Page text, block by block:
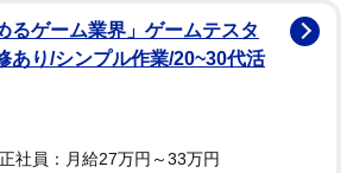
ＡＲ ＧＰでは史上初の全勝優勝を果
今年の両リーグ戦で計１２連勝と驚
刀羅が現在無冠のため、「恥をかか
念的な逆襲となったが、苦境の中で
白星を積み重ねてきた点が〝女帝〟
るゲーム業界」ゲームテスタ
あり/シンプル作業/20~30代活
正社員：月給27万円～33万円